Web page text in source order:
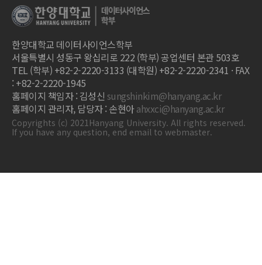
한양대학교 데이터사이언스학부
서울특별시 성동구 왕십리로 222 (학부) 공업센터 본관 503호
TEL (학부) +82-2-2220-3133 (대학원) +82-2-2220-2341 · FAX
: +82-2-2220-1945
홈페이지 책임자 : 김성신 sungshinkim@hanyang.ac.kr
홈페이지 관리자, 담당자 : 손현아ahxxci@hanyang.ac.kr
Copyrights (c) 2021Hanyang University. All rights reserved.
If you have any question, end email to webmaster.